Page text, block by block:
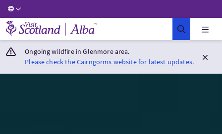
Visit Scotland Home
Ongoing wildfire in Glenmore area.
Please check the Cairngorms website for latest updates.